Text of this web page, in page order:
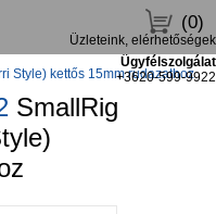
(0)
Üzleteink, elérhetőségek
Ügyfélszolgálat
+3620-599-9922
Style) kettős 15mm rudazathoz
SmallRig